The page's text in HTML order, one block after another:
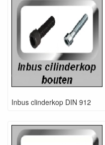
Inbus clinderkop DIN 912